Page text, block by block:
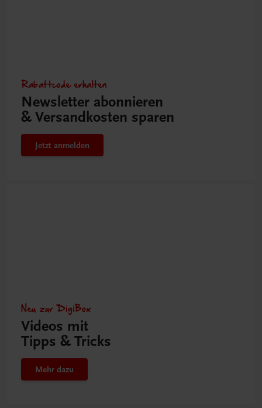
Rabattcode erhalten
Newsletter abonnieren
& Versandkosten sparen
Jetzt anmelden
Neu zur DigiBox
Videos mit
Tipps & Tricks
Mehr dazu